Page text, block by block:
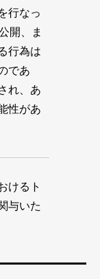
行なっ
開、ま
行為は
であ
れ、あ
性があ
けるト
与いた